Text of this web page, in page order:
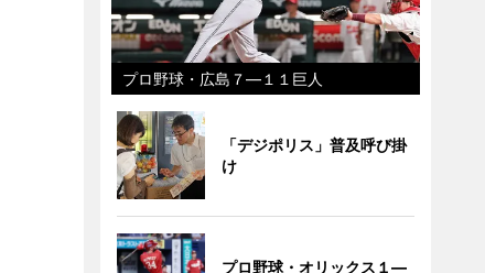
プロ野球・広島７―１１巨人
「デジポリス」普及呼び掛
け
プロ野球・オリックス１―